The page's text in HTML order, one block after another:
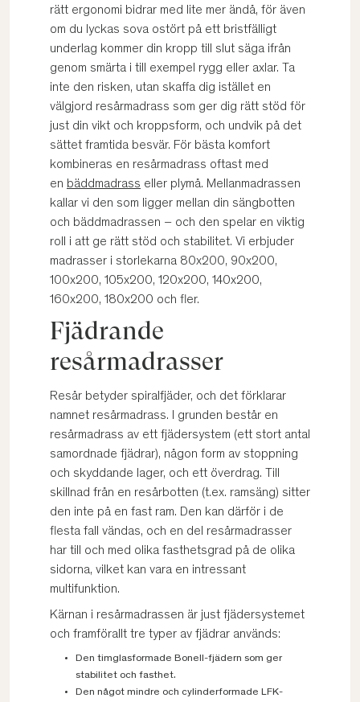
rätt ergonomi bidrar med lite mer ändå, för även
om du lyckas sova ostört på ett bristfälligt
underlag kommer din kropp till slut säga ifrån
genom smärta i till exempel rygg eller axlar. Ta
inte den risken, utan skaffa dig istället en
välgjord resårmadrass som ger dig rätt stöd för
just din vikt och kroppsform, och undvik på det
sättet framtida besvär. För bästa komfort
kombineras en resårmadrass oftast med
en bäddmadrass eller plymå. Mellanmadrassen
kallar vi den som ligger mellan din sängbotten
och bäddmadrassen – och den spelar en viktig
roll i att ge rätt stöd och stabilitet. Vi erbjuder
madrasser i storlekarna 80x200, 90x200,
100x200, 105x200, 120x200, 140x200,
160x200, 180x200 och fler.
Fjädrande
resårmadrasser
Resår betyder spiralfjäder, och det förklarar
namnet resårmadrass. I grunden består en
resårmadrass av ett fjädersystem (ett stort antal
samordnade fjädrar), någon form av stoppning
och skyddande lager, och ett överdrag. Till
skillnad från en resårbotten (t.ex. ramsäng) sitter
den inte på en fast ram. Den kan därför i de
flesta fall vändas, och en del resårmadrasser
har till och med olika fasthetsgrad på de olika
sidorna, vilket kan vara en intressant
multifunktion.
Kärnan i resårmadrassen är just fjädersystemet
och framförallt tre typer av fjädrar används:
Den timglasformade Bonell-fjädern som ger
stabilitet och fasthet.
Den något mindre och cylinderformade LFK-